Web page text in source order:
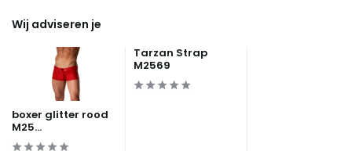
Wij adviseren je
boxer glitter rood
M25...
Tarzan Strap
M2569